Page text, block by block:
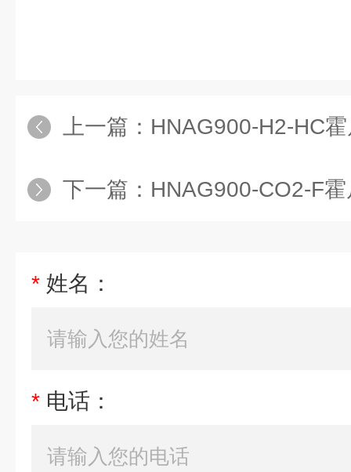
上一篇： HNAG900-H2-HC霍尼艾格手持式
下一篇： HNAG900-CO2-F霍尼艾格抽气
* 姓名：
* 电话：